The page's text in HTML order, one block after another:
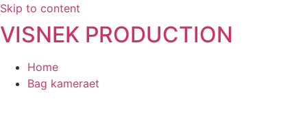
Skip to content
VISNEK PRODUCTION
Home
Bag kameraet